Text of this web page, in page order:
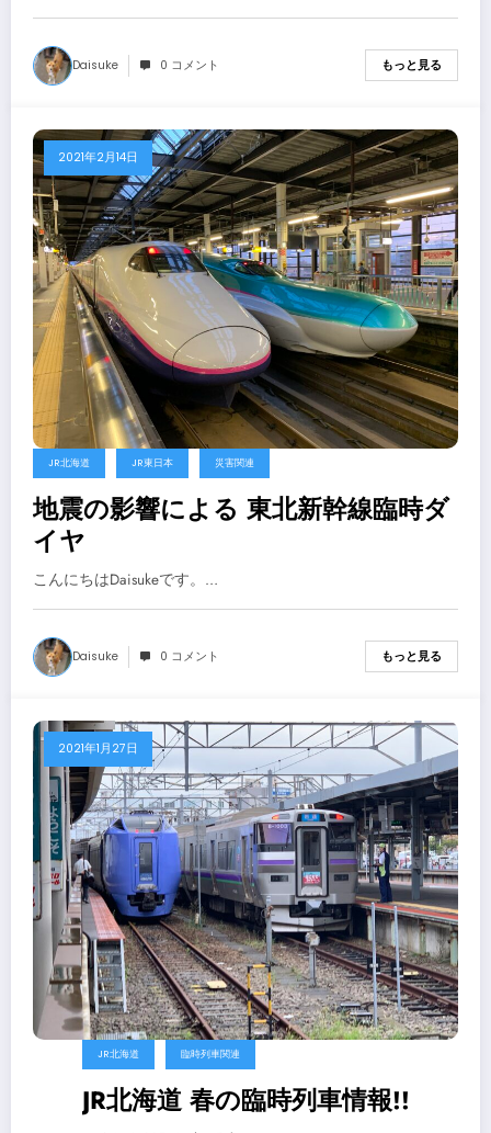
Daisuke 0 コメント もっと見る
2021年2月14日
JR北海道 JR東日本 災害関連
地震の影響による 東北新幹線臨時ダ
イヤ
こんにちはDaisukeです。…
Daisuke 0 コメント もっと見る
2021年1月27日
JR北海道 臨時列車関連
JR北海道 春の臨時列車情報!!